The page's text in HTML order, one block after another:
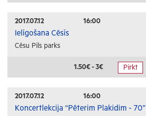
2017.07.12 16:00
Ielīgošana Cēsīs
Cēsu Pils parks
1.50€ - 3€ Pirkt
2017.07.12 16:00
Koncertlekcija “Pēterim Plakidim - 70”